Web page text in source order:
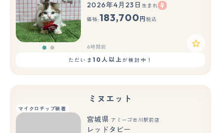
もっと見る
2026年4月23日 生まれ
価格:183,700 円 税込
6時間前
ただいま 10人以上が検討中！
ミヌエット
マイクロチップ装着
宮城県 アミーゴ古川駅前店
レッドタビー